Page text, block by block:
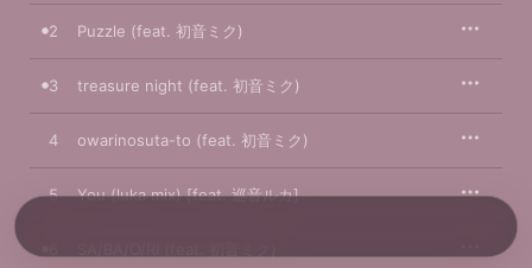
2 Puzzle (feat. 初音ミク)
3 treasure night (feat. 初音ミク)
4 owarinosuta-to (feat. 初音ミク)
5 You (luka mix) [feat. 巡音ルカ]